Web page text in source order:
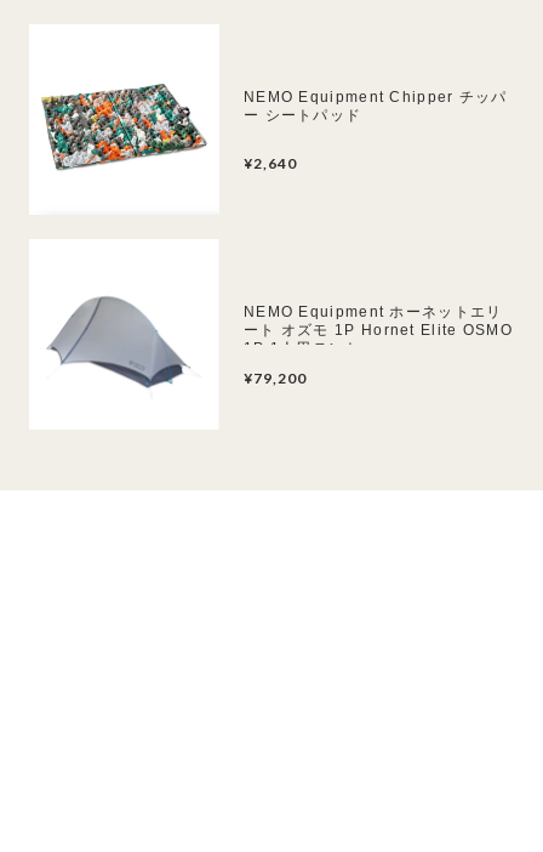
NEMO Equipment Chipper チッパ
ー シートパッド
¥2,640
NEMO Equipment ホーネットエリ
ート オズモ 1P Hornet Elite OSMO
1P 1人用テント
¥79,200